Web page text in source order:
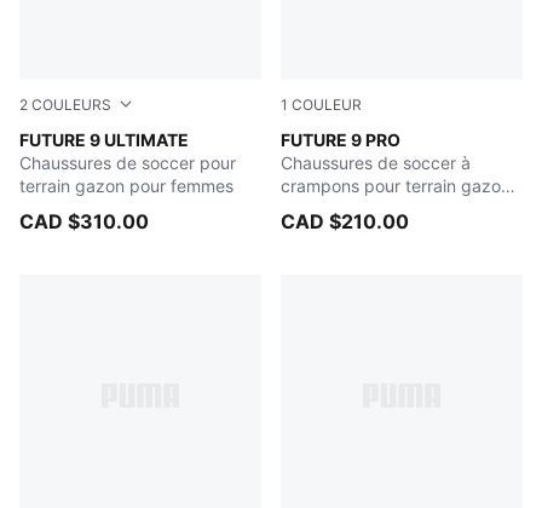
2 COULEURS
FUTURE 9 ULTIMATE
Poison Pink-Sun Stream-Bright Aqua-PUMA White
Chaussures de soccer pour
terrain gazon pour femmes
CAD $310.00
1 COULEUR
FUTURE 9 PRO
Poison Pink-Sun Stream-
Chaussures de soccer à
crampons pour terrain gazon
ou tapis d'herbe artificielle
pour femmes
CAD $210.00